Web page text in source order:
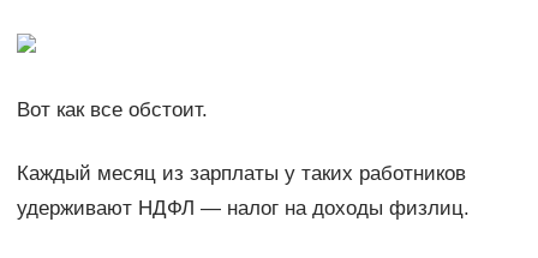
Вот как все обстоит.
Каждый месяц из зарплаты у таких работников
удерживают НДФЛ — налог на доходы физлиц.